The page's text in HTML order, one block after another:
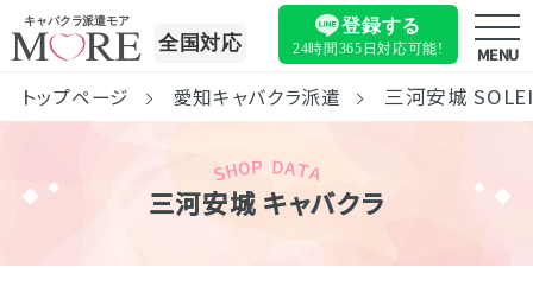
キャバクラ派遣モア
全国対応
登録する
24時間365日対応可能! MENU
トップページ 愛知キャバクラ派遣 三河安城
三河安城 キャバクラ